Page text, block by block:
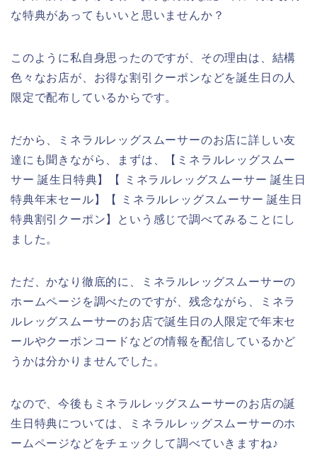
な特典があってもいいと思いませんか？
このように私自身思ったのですが、その理由は、結構
色々なお店が、お得な割引クーポンなどを誕生日の人
限定で配布しているからです。
だから、ミネラルレッグスムーサーのお店に詳しい友
達にも聞きながら、まずは、【ミネラルレッグスムー
サー 誕生日特典】【 ミネラルレッグスムーサー 誕生日
特典年末セール】【 ミネラルレッグスムーサー 誕生日
特典割引クーポン】という感じで調べてみることにし
ました。
ただ、かなり徹底的に、ミネラルレッグスムーサーの
ホームページを調べたのですが、残念ながら、ミネラ
ルレッグスムーサーのお店で誕生日の人限定で年末セ
ールやクーポンコードなどの情報を配信しているかど
うかは分かりませんでした。
なので、今後もミネラルレッグスムーサーのお店の誕
生日特典については、ミネラルレッグスムーサーのホ
ームページなどをチェックして調べていきますね♪